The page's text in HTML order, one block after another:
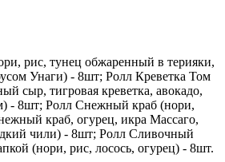
рис, тунец обжаренный в терияки,
Унаги) - 8шт; Ролл Креветка Том
сыр, тигровая креветка, авокадо,
- 8шт; Ролл Снежный краб (нори,
краб, огурец, икра Массаго,
чили) - 8шт; Ролл Сливочный
(нори, рис, лосось, огурец) - 8шт.